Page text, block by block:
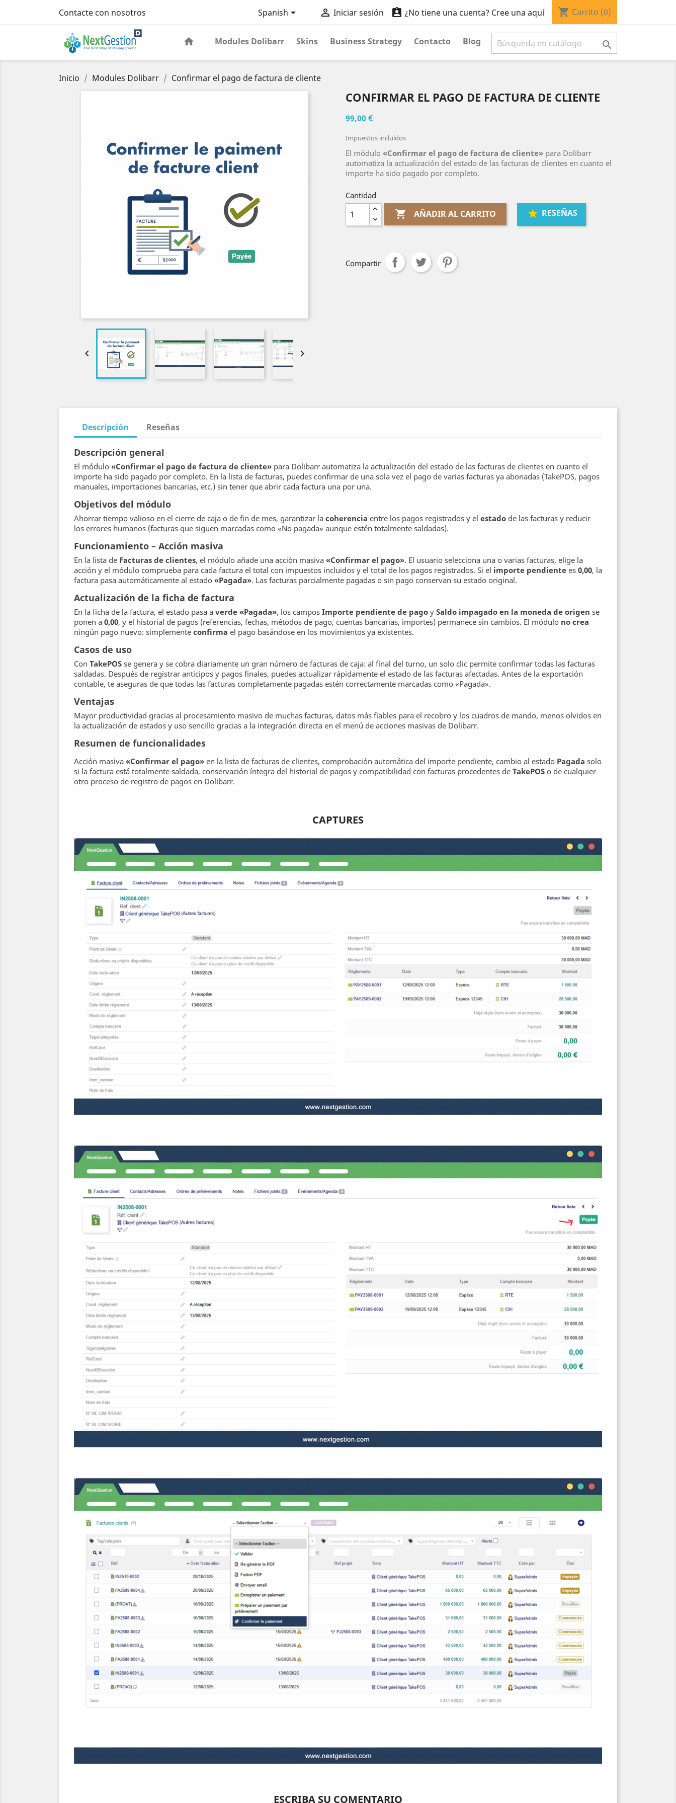
Contacte con nosotros Spanish  Iniciar sesión  ¿No tiene una cuenta? Cree una aquí shopping_cart Carrito (0)
Modules Dolibarr Skins Business Strategy Contacto Blog 
Inicio Modules Dolibarr Confirmar el pago de factura de cliente
 
CONFIRMAR EL PAGO DE FACTURA DE CLIENTE
99,00 €
Impuestos incluidos
El módulo «Confirmar el pago de factura de cliente» para Dolibarr
automatiza la actualización del estado de las facturas de clientes en cuanto el
importe ha sido pagado por completo.
Cantidad
 AÑADIR AL CARRITO RESEÑAS
Compartir
Descripción Reseñas
Descripción general
El módulo «Confirmar el pago de factura de cliente» para Dolibarr automatiza la actualización del estado de las facturas de clientes en cuanto el
importe ha sido pagado por completo. En la lista de facturas, puedes confirmar de una sola vez el pago de varias facturas ya abonadas (TakePOS, pagos
manuales, importaciones bancarias, etc.) sin tener que abrir cada factura una por una.
Objetivos del módulo
Ahorrar tiempo valioso en el cierre de caja o de fin de mes, garantizar la coherencia entre los pagos registrados y el estado de las facturas y reducir
los errores humanos (facturas que siguen marcadas como «No pagada» aunque estén totalmente saldadas).
Funcionamiento – Acción masiva
En la lista de Facturas de clientes, el módulo añade una acción masiva «Confirmar el pago». El usuario selecciona una o varias facturas, elige la
acción y el módulo comprueba para cada factura el total con impuestos incluidos y el total de los pagos registrados. Si el importe pendiente es 0,00, la
factura pasa automáticamente al estado «Pagada». Las facturas parcialmente pagadas o sin pago conservan su estado original.
Actualización de la ficha de factura
En la ficha de la factura, el estado pasa a verde «Pagada», los campos Importe pendiente de pago y Saldo impagado en la moneda de origen se
ponen a 0,00, y el historial de pagos (referencias, fechas, métodos de pago, cuentas bancarias, importes) permanece sin cambios. El módulo no crea
ningún pago nuevo: simplemente confirma el pago basándose en los movimientos ya existentes.
Casos de uso
Con TakePOS se genera y se cobra diariamente un gran número de facturas de caja: al final del turno, un solo clic permite confirmar todas las facturas
saldadas. Después de registrar anticipos y pagos finales, puedes actualizar rápidamente el estado de las facturas afectadas. Antes de la exportación
contable, te aseguras de que todas las facturas completamente pagadas estén correctamente marcadas como «Pagada».
Ventajas
Mayor productividad gracias al procesamiento masivo de muchas facturas, datos más fiables para el recobro y los cuadros de mando, menos olvidos en
la actualización de estados y uso sencillo gracias a la integración directa en el menú de acciones masivas de Dolibarr.
Resumen de funcionalidades
Acción masiva «Confirmar el pago» en la lista de facturas de clientes, comprobación automática del importe pendiente, cambio al estado Pagada solo
si la factura está totalmente saldada, conservación íntegra del historial de pagos y compatibilidad con facturas procedentes de TakePOS o de cualquier
otro proceso de registro de pagos en Dolibarr.
CAPTURES
ESCRIBA SU COMENTARIO